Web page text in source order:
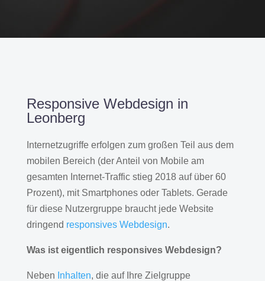
Responsive Webdesign in
Leonberg
Internetzugriffe erfolgen zum großen Teil aus dem
mobilen Bereich (der Anteil von Mobile am
gesamten Internet-Traffic stieg 2018 auf über 60
Prozent), mit Smartphones oder Tablets. Gerade
für diese Nutzergruppe braucht jede Website
dringend responsives Webdesign.
Was ist eigentlich responsives Webdesign?
Neben Inhalten, die auf Ihre Zielgruppe